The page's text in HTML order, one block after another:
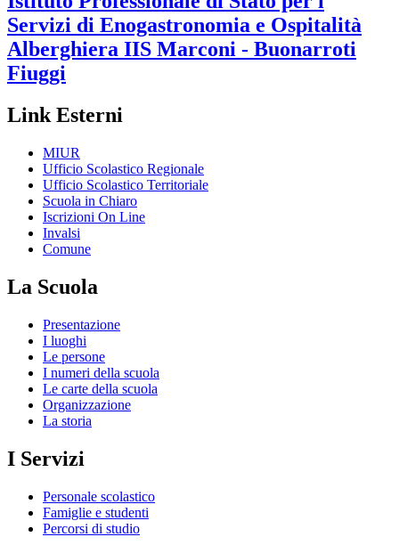
Servizi di Enogastronomia e Ospitalità
Alberghiera IIS Marconi - Buonarroti
Fiuggi
Link Esterni
MIUR
Ufficio Scolastico Regionale
Ufficio Scolastico Territoriale
Scuola in Chiaro
Iscrizioni On Line
Invalsi
Comune
La Scuola
Presentazione
I luoghi
Le persone
I numeri della scuola
Le carte della scuola
Organizzazione
La storia
I Servizi
Personale scolastico
Famiglie e studenti
Percorsi di studio